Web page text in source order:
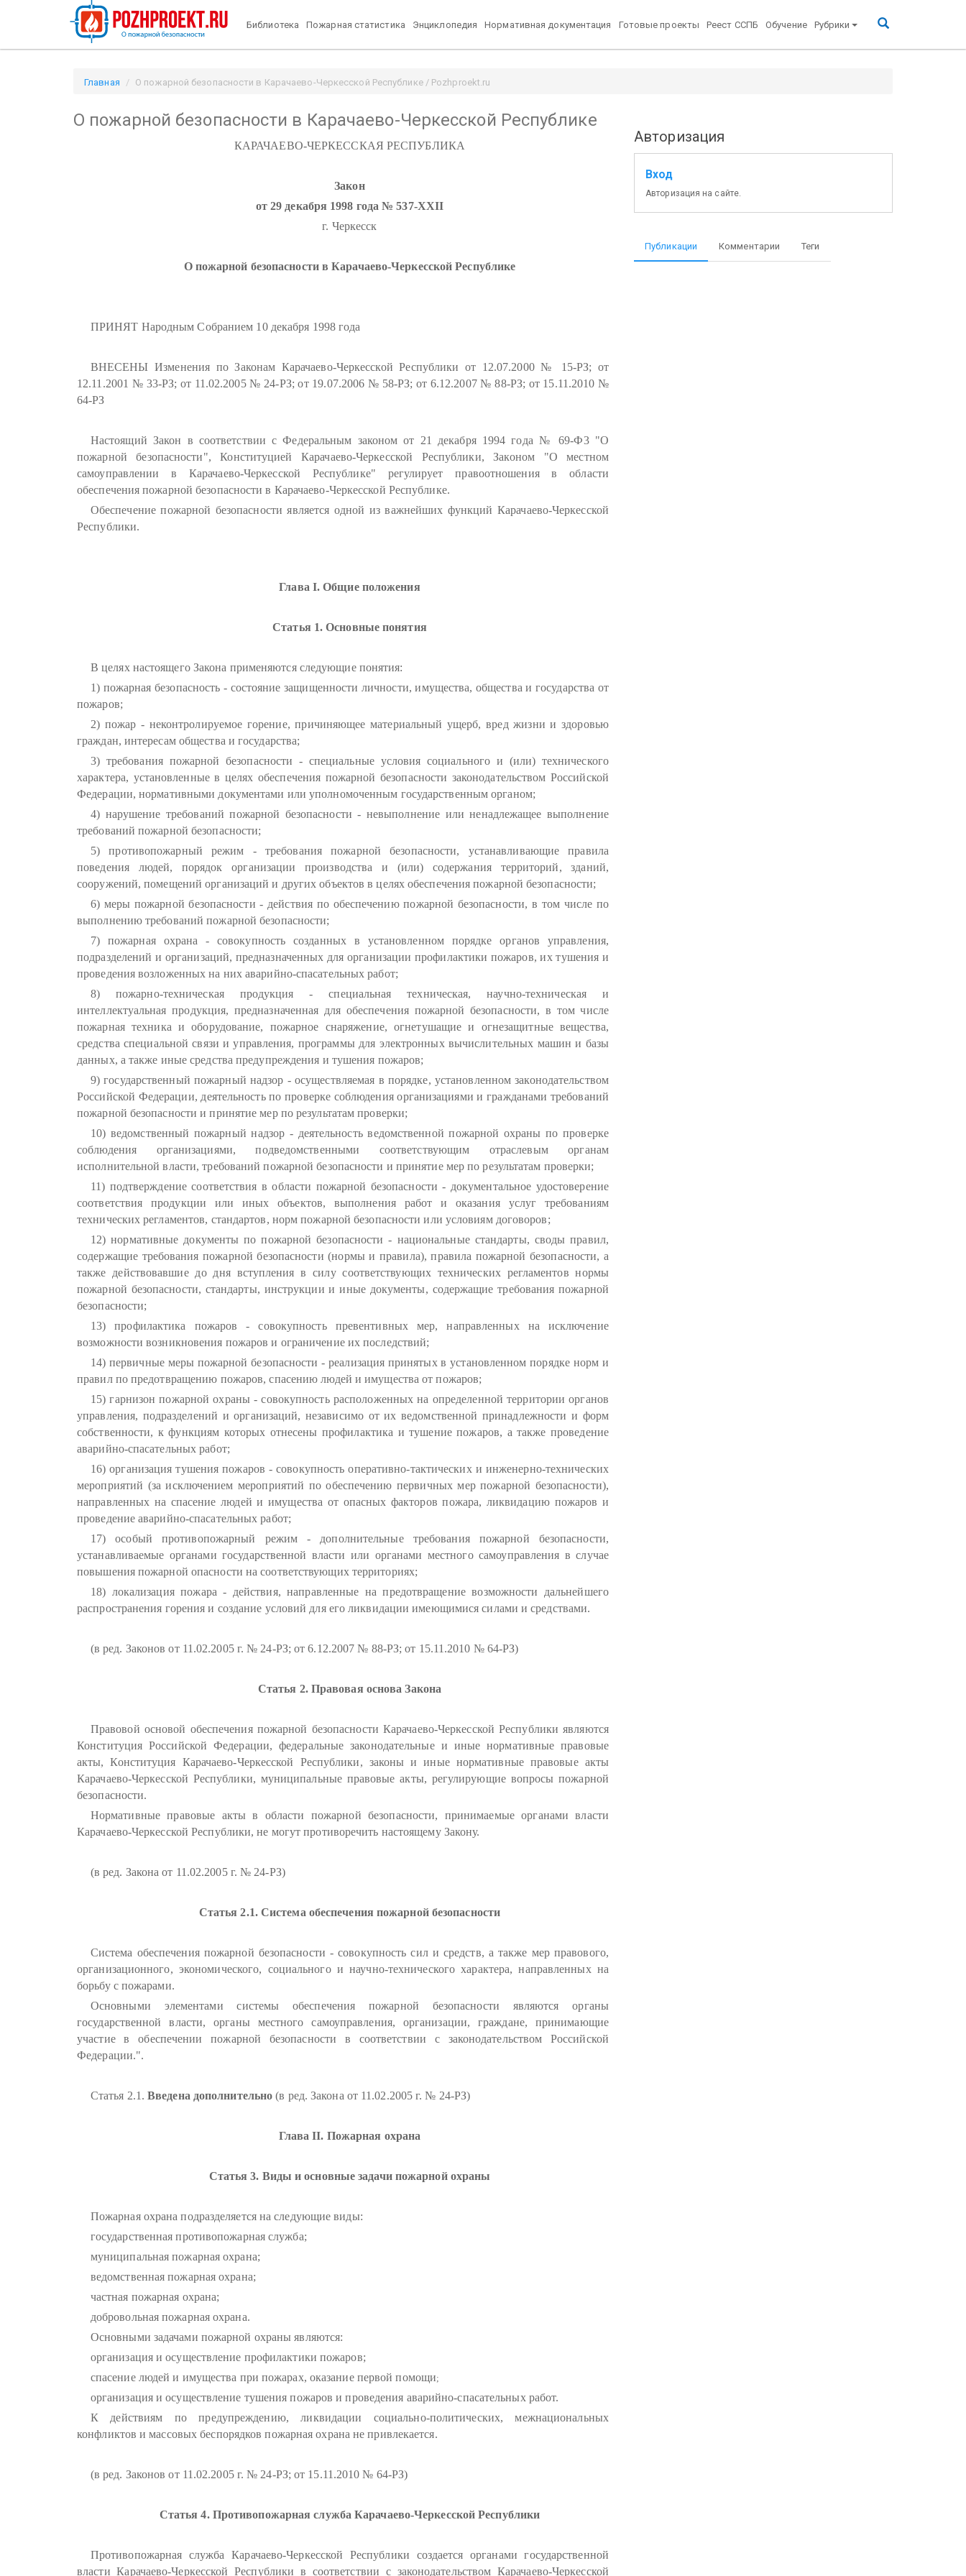
Библиотека Пожарная статистика Энциклопедия Нормативная документация Готовые проекты Реест ССПБ Обучение Рубрики
Главная О пожарной безопасности в Карачаево-Черкесской Республике / Pozhproekt.ru
О пожарной безопасности в Карачаево-Черкесской Республике
КАРАЧАЕВО-ЧЕРКЕССКАЯ РЕСПУБЛИКА
Закон
от 29 декабря 1998 года № 537-ХХII
г. Черкесск
О пожарной безопасности в Карачаево-Черкесской Республике
ПРИНЯТ Народным Собранием 10 декабря 1998 года
ВНЕСЕНЫ Изменения по Законам Карачаево-Черкесской Республики от 12.07.2000 № 15-РЗ; от
12.11.2001 № 33-РЗ; от 11.02.2005 № 24-РЗ; от 19.07.2006 № 58-РЗ; от 6.12.2007 № 88-РЗ; от 15.11.2010 №
64-РЗ
Настоящий Закон в соответствии с Федеральным законом от 21 декабря 1994 года № 69-Ф3 "О
пожарной безопасности", Конституцией Карачаево-Черкесской Республики, Законом "О местном
самоуправлении в Карачаево-Черкесской Республике" регулирует правоотношения в области
обеспечения пожарной безопасности в Карачаево-Черкесской Республике.
Обеспечение пожарной безопасности является одной из важнейших функций Карачаево-Черкесской
Республики.
Глава I. Общие положения
Статья 1. Основные понятия
В целях настоящего Закона применяются следующие понятия:
1) пожарная безопасность - состояние защищенности личности, имущества, общества и государства от
пожаров;
2) пожар - неконтролируемое горение, причиняющее материальный ущерб, вред жизни и здоровью
граждан, интересам общества и государства;
3) требования пожарной безопасности - специальные условия социального и (или) технического
характера, установленные в целях обеспечения пожарной безопасности законодательством Российской
Федерации, нормативными документами или уполномоченным государственным органом;
4) нарушение требований пожарной безопасности - невыполнение или ненадлежащее выполнение
требований пожарной безопасности;
5) противопожарный режим - требования пожарной безопасности, устанавливающие правила
поведения людей, порядок организации производства и (или) содержания территорий, зданий,
сооружений, помещений организаций и других объектов в целях обеспечения пожарной безопасности;
6) меры пожарной безопасности - действия по обеспечению пожарной безопасности, в том числе по
выполнению требований пожарной безопасности;
7) пожарная охрана - совокупность созданных в установленном порядке органов управления,
подразделений и организаций, предназначенных для организации профилактики пожаров, их тушения и
проведения возложенных на них аварийно-спасательных работ;
8) пожарно-техническая продукция - специальная техническая, научно-техническая и
интеллектуальная продукция, предназначенная для обеспечения пожарной безопасности, в том числе
пожарная техника и оборудование, пожарное снаряжение, огнетушащие и огнезащитные вещества,
средства специальной связи и управления, программы для электронных вычислительных машин и базы
данных, а также иные средства предупреждения и тушения пожаров;
9) государственный пожарный надзор - осуществляемая в порядке, установленном законодательством
Российской Федерации, деятельность по проверке соблюдения организациями и гражданами требований
пожарной безопасности и принятие мер по результатам проверки;
10) ведомственный пожарный надзор - деятельность ведомственной пожарной охраны по проверке
соблюдения организациями, подведомственными соответствующим отраслевым органам
исполнительной власти, требований пожарной безопасности и принятие мер по результатам проверки;
11) подтверждение соответствия в области пожарной безопасности - документальное удостоверение
соответствия продукции или иных объектов, выполнения работ и оказания услуг требованиям
технических регламентов, стандартов, норм пожарной безопасности или условиям договоров;
12) нормативные документы по пожарной безопасности - национальные стандарты, своды правил,
содержащие требования пожарной безопасности (нормы и правила), правила пожарной безопасности, а
также действовавшие до дня вступления в силу соответствующих технических регламентов нормы
пожарной безопасности, стандарты, инструкции и иные документы, содержащие требования пожарной
безопасности;
13) профилактика пожаров - совокупность превентивных мер, направленных на исключение
возможности возникновения пожаров и ограничение их последствий;
14) первичные меры пожарной безопасности - реализация принятых в установленном порядке норм и
правил по предотвращению пожаров, спасению людей и имущества от пожаров;
15) гарнизон пожарной охраны - совокупность расположенных на определенной территории органов
управления, подразделений и организаций, независимо от их ведомственной принадлежности и форм
собственности, к функциям которых отнесены профилактика и тушение пожаров, а также проведение
аварийно-спасательных работ;
16) организация тушения пожаров - совокупность оперативно-тактических и инженерно-технических
мероприятий (за исключением мероприятий по обеспечению первичных мер пожарной безопасности),
направленных на спасение людей и имущества от опасных факторов пожара, ликвидацию пожаров и
проведение аварийно-спасательных работ;
17) особый противопожарный режим - дополнительные требования пожарной безопасности,
устанавливаемые органами государственной власти или органами местного самоуправления в случае
повышения пожарной опасности на соответствующих территориях;
18) локализация пожара - действия, направленные на предотвращение возможности дальнейшего
распространения горения и создание условий для его ликвидации имеющимися силами и средствами.
(в ред. Законов от 11.02.2005 г. № 24-РЗ; от 6.12.2007 № 88-РЗ; от 15.11.2010 № 64-РЗ)
Статья 2. Правовая основа Закона
Правовой основой обеспечения пожарной безопасности Карачаево-Черкесской Республики являются
Конституция Российской Федерации, федеральные законодательные и иные нормативные правовые
акты, Конституция Карачаево-Черкесской Республики, законы и иные нормативные правовые акты
Карачаево-Черкесской Республики, муниципальные правовые акты, регулирующие вопросы пожарной
безопасности.
Нормативные правовые акты в области пожарной безопасности, принимаемые органами власти
Карачаево-Черкесской Республики, не могут противоречить настоящему Закону.
(в ред. Закона от 11.02.2005 г. № 24-РЗ)
Статья 2.1. Система обеспечения пожарной безопасности
Система обеспечения пожарной безопасности - совокупность сил и средств, а также мер правового,
организационного, экономического, социального и научно-технического характера, направленных на
борьбу с пожарами.
Основными элементами системы обеспечения пожарной безопасности являются органы
государственной власти, органы местного самоуправления, организации, граждане, принимающие
участие в обеспечении пожарной безопасности в соответствии с законодательством Российской
Федерации.".
Статья 2.1.Введена дополнительно(в ред. Закона от 11.02.2005 г. № 24-РЗ)
Глава II. Пожарная охрана
Статья 3. Виды и основные задачи пожарной охраны
Пожарная охрана подразделяется на следующие виды:
государственная противопожарная служба;
муниципальная пожарная охрана;
ведомственная пожарная охрана;
частная пожарная охрана;
добровольная пожарная охрана.
Основными задачами пожарной охраны являются:
организация и осуществление профилактики пожаров;
спасение людей и имущества при пожарах, оказание первой помощи;
организация и осуществление тушения пожаров и проведения аварийно-спасательных работ.
К действиям по предупреждению, ликвидации социально-политических, межнациональных
конфликтов и массовых беспорядков пожарная охрана не привлекается.
(в ред. Законов от 11.02.2005 г. № 24-РЗ; от 15.11.2010 № 64-РЗ)
Статья 4. Противопожарная служба Карачаево-Черкесской Республики
Противопожарная служба Карачаево-Черкесской Республики создается органами государственной
власти Карачаево-Черкесской Республики в соответствии с законодательством Карачаево-Черкесской
Авторизация
Вход
Авторизация на сайте.
Публикации Комментарии Теги